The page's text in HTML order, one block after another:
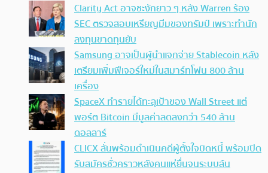
Clarity Act อาจชะงักยาว ๆ หลัง Warren ร้อง
SEC ตรวจสอบเหรียญมีมของทรัมป์ เพราะทำนัก
ลงทุนขาดทุนยับ
Samsung อาจเป็นผู้นำแจกจ่าย Stablecoin หลัง
เตรียมเพิ่มฟีเจอร์ใหม่ในสมาร์ทโฟน 800 ล้าน
เครื่อง
SpaceX ทำรายได้ทะลุเป้าของ Wall Street แต่
พอร์ต Bitcoin มีมูลค่าลดลงกว่า 540 ล้าน
ดอลลาร์
CLICX ลั่นพร้อมดำเนินคดีผู้ตั้งใจบิดหนี้ พร้อมปิด
รับสมัครชั่วคราวหลังคนแห่ยื่นจนระบบล้น